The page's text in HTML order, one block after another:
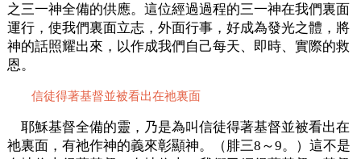
之三一神全備的供應。這位經過過程的三一神在我們裏面
運行，使我們裏面立志，外面行事，好成為發光之體，將
神的話照耀出來，以作成我們自己每天、即時、實際的救
恩。
信徒得著基督並被看出在祂裏面
耶穌基督全備的靈，乃是為叫信徒得著基督並被看出在
祂裏面，有祂作神的義來彰顯神。（腓三8～9。）這不是